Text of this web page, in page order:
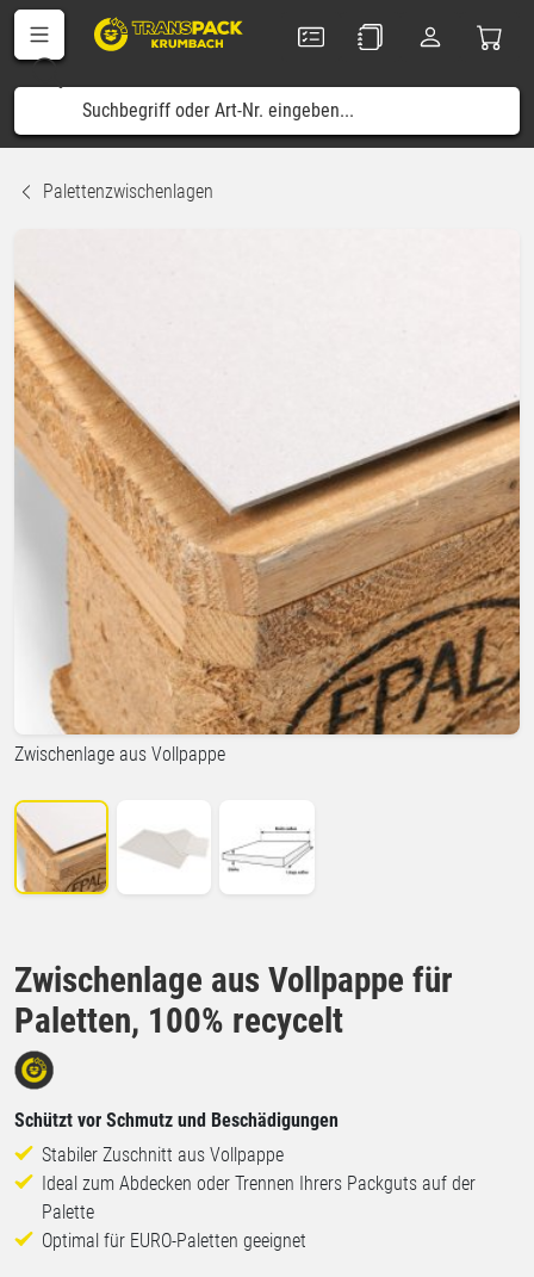
Palettenzwischenlagen
Zwischenlage aus Vollpappe für
Paletten, 100% recycelt
Zwischenlage aus Vollpappe
Schützt vor Schmutz und Beschädigungen
Stabiler Zuschnitt aus Vollpappe
Ideal zum Abdecken oder Trennen Ihrers Packguts auf der
Palette
Optimal für EURO-Paletten geeignet